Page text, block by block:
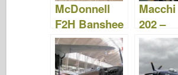
McDonnell
F2H Banshee
- Fotografie &
Video
202 –